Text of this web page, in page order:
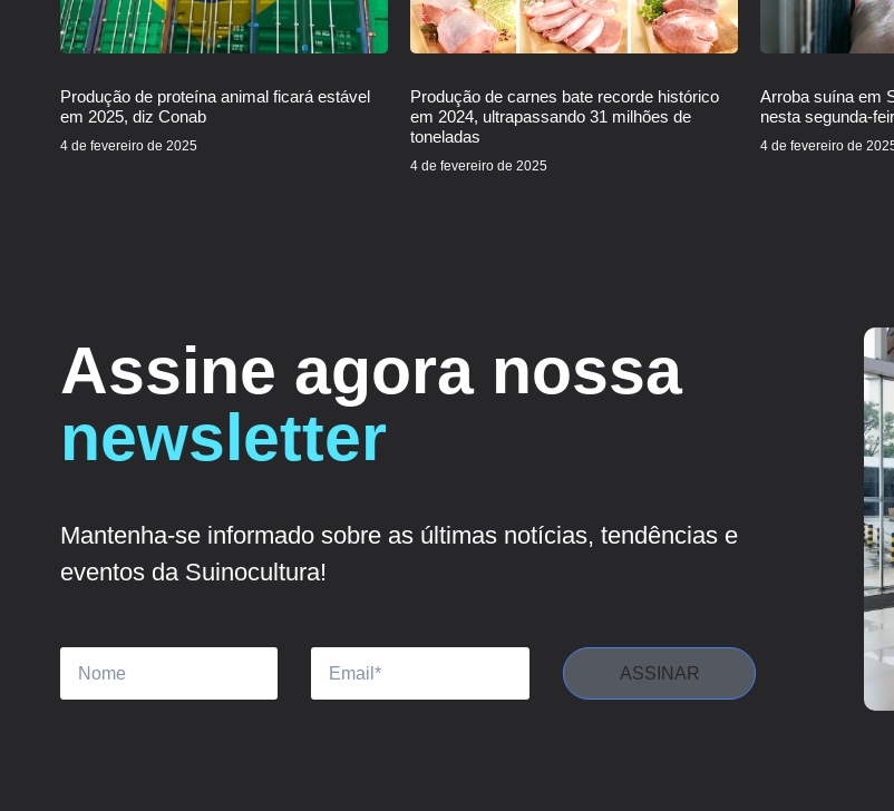
Produção de proteína animal ficará estável
em 2025, diz Conab
4 de fevereiro de 2025
Produção de carnes bate recorde histórico
em 2024, ultrapassando 31 milhões de
toneladas
4 de fevereiro de 2025
Arroba suína em
nesta segunda-
4 de fevereiro de
Assine agora nossa
newsletter
Mantenha-se informado sobre as últimas notícias, tendências e
eventos da Suinocultura!
ASSINAR